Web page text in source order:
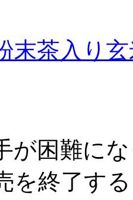
末茶入り
が困難に
を終了す